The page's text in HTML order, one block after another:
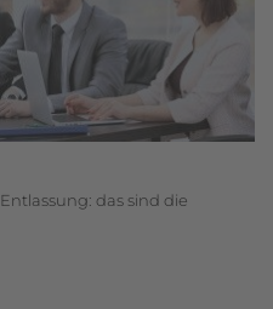
das sind die